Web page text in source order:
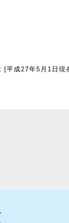
成27年5月1日現